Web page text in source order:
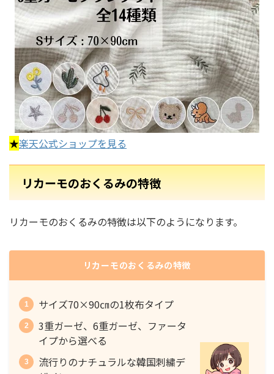
★楽天公式ショップを見る
リカーモのおくるみの特徴
リカーモのおくるみの特徴は以下のようになります。
リカーモのおくるみの特徴
サイズ70×90㎝の1枚布タイプ
3重ガーゼ、6重ガーゼ、ファータ
イプから選べる
流行りのナチュラルな韓国刺繍デ